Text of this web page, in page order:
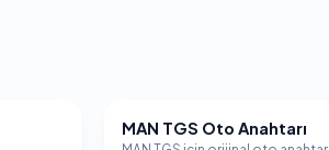
MAN
MAN TGS Oto Anahtarı